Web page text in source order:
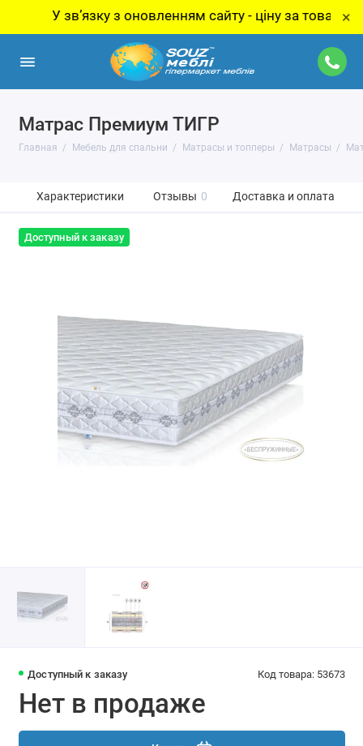
У звʼязку з оновленням сайту - ціну за товар ×
Матрас Премиум ТИГР
Главная Мебель для спальни Матрасы и топперы Матрасы
Характеристики Отзывы 0 Доставка и оплата
Доступный к заказу
Доступный к заказу Код товара: 53673
Нет в продаже